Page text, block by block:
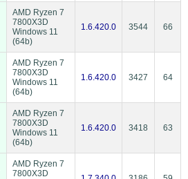
AMD Ryzen 7
7800X3D
Windows 11
(64b)
1.6.420.0 3544 66
AMD Ryzen 7
7800X3D
Windows 11
(64b)
1.6.420.0 3427 64
AMD Ryzen 7
7800X3D
Windows 11
(64b)
1.6.420.0 3418 63
AMD Ryzen 7
7800X3D